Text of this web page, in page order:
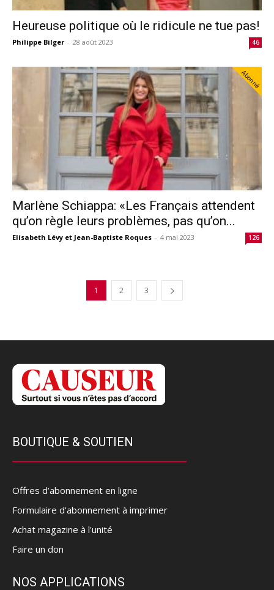
Heureuse politique où le ridicule ne tue pas!
Philippe Bilger - 28 août 2023 46
Abonné
Marlène Schiappa: «Les Français attendent
qu’on règle leurs problèmes, pas qu’on...
Elisabeth Lévy et Jean-Baptiste Roques - 4 mai 2023 126
1 2 3
BOUTIQUE & SOUTIEN
Offres d’abonnement en ligne
Formulaire d'abonnement à imprimer
Achat magazine à l'unité
Faire un don
NOS APPLICATIONS